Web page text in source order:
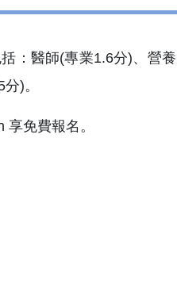
：醫師(專業1.6分)、營
)。
免費報名。